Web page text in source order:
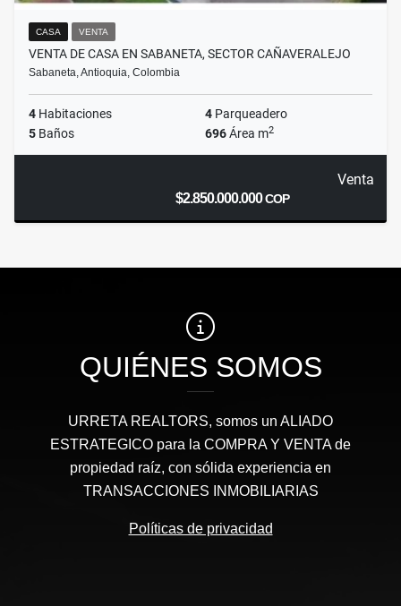
CASA VENTA
VENTA DE CASA EN SABANETA, SECTOR CAÑAVERALEJO
Sabaneta, Antioquia, Colombia
4 Habitaciones 4 Parqueadero
5 Baños 696Área m2
Venta
$2.850.000.000COP
QUIÉNES SOMOS
URRETA REALTORS, somos un ALIADO
ESTRATEGICO para la COMPRA Y VENTA de
propiedad raíz, con sólida experiencia en
TRANSACCIONES INMOBILIARIAS
Políticas de privacidad